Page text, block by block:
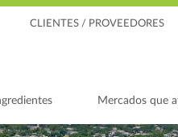
CLIENTES / PROVEEDORES
Mercados que